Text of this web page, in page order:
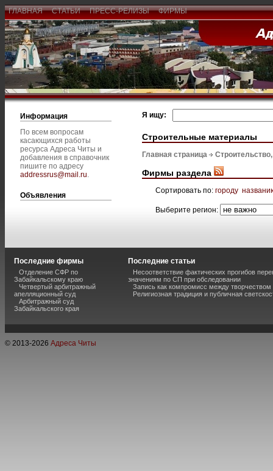
ГЛАВНАЯ СТАТЬИ ПРЕСС-РЕЛИЗЫ ФИРМЫ
Информация
По всем вопросам
касающихся работы
ресурса Адреса Читы и
добавления в справочник
пишите по адресу
addressrus@mail.ru.
Объявления
Я ищу:
Строительные материалы
Главная страница
Фирмы раздела
Сортировать по: городу
Выберите регион:
Последние фирмы
Отделение СФР по
Забайкальскому краю
Четвертый арбитражный
апелляционный суд
Арбитражный суд
Забайкальского края
Последние статьи
Несоответствие фактических прогибов
значениям по СП при обследовании
Запись как компромисс между
Религиозная традиция и публичная
© 2013-2026 Адреса Читы